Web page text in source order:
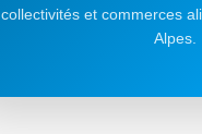
collectivités et commerces
Alpes.